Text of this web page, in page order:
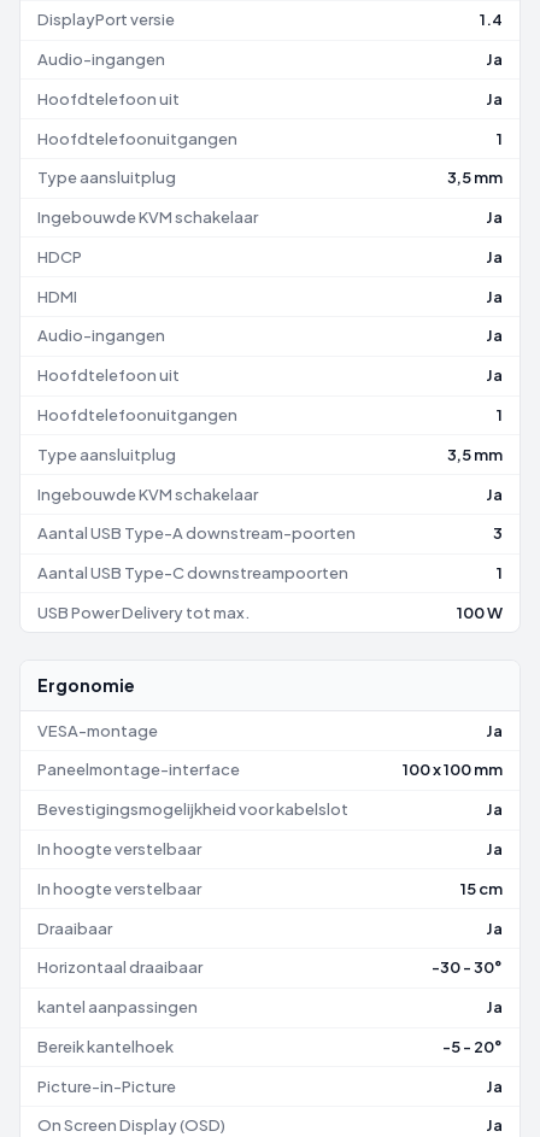
DisplayPort versie 1.4
Audio-ingangen Ja
Hoofdtelefoon uit Ja
Hoofdtelefoonuitgangen 1
Type aansluitplug 3,5 mm
Ingebouwde KVM schakelaar Ja
HDCP Ja
HDMI Ja
Audio-ingangen Ja
Hoofdtelefoon uit Ja
Hoofdtelefoonuitgangen 1
Type aansluitplug 3,5 mm
Ingebouwde KVM schakelaar Ja
Aantal USB Type-A downstream-poorten 3
Aantal USB Type-C downstreampoorten 1
USB Power Delivery tot max. 100 W
Ergonomie
VESA-montage Ja
Paneelmontage-interface 100 x 100 mm
Bevestigingsmogelijkheid voor kabelslot Ja
In hoogte verstelbaar Ja
In hoogte verstelbaar 15 cm
Draaibaar Ja
Horizontaal draaibaar -30 - 30°
kantel aanpassingen Ja
Bereik kantelhoek -5 - 20°
Picture-in-Picture Ja
On Screen Display (OSD) Ja